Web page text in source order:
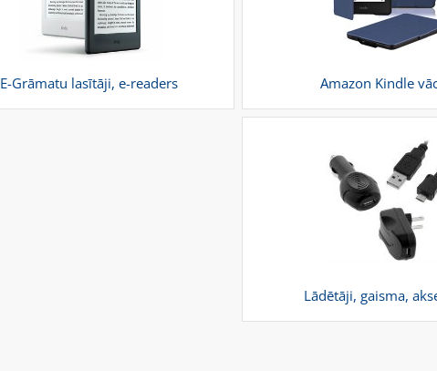
E-Grāmatu lasītāji, e-readers Amazon Kindle
Lādētāji, gaisma,